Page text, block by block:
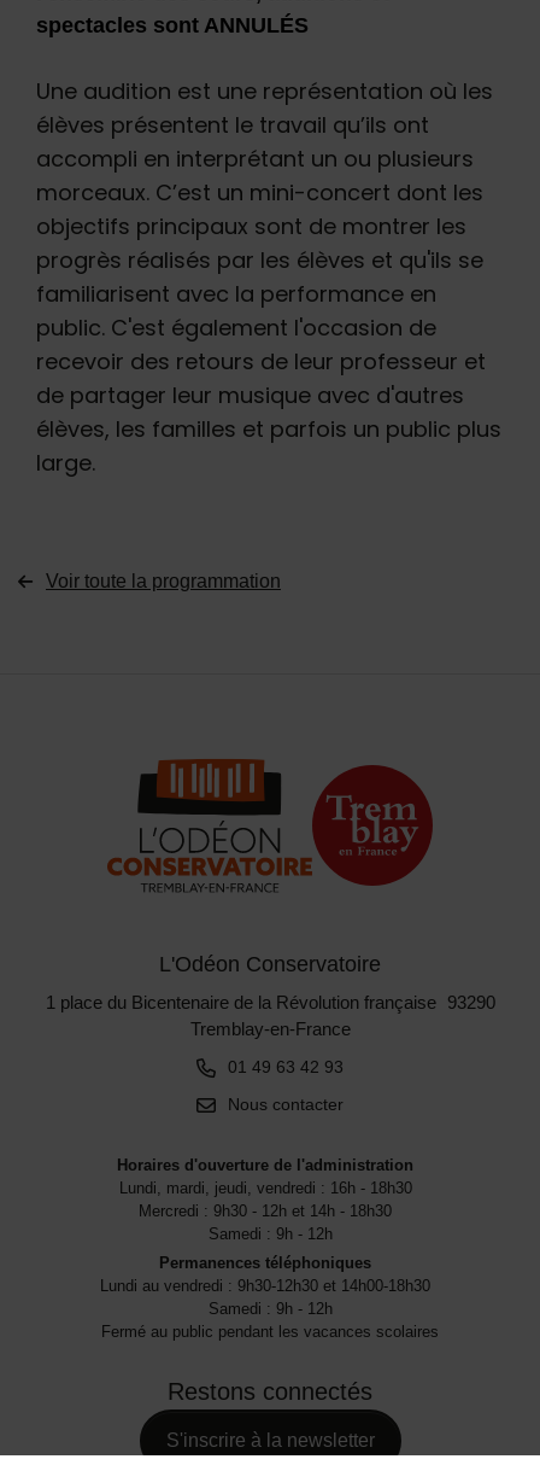
spectacles sont ANNULÉS
Une audition est une représentation où les
élèves présentent le travail qu’ils ont
accompli en interprétant un ou plusieurs
morceaux. C’est un mini-concert dont les
objectifs principaux sont de montrer les
progrès réalisés par les élèves et qu'ils se
familiarisent avec la performance en
public. C'est également l'occasion de
recevoir des retours de leur professeur et
de partager leur musique avec d'autres
élèves, les familles et parfois un public plus
large.
Voir toute la programmation
L'Odéon Conservatoire
1 place du Bicentenaire de la Révolution française 93290
Tremblay-en-France
01 49 63 42 93
Nous contacter
Horaires d'ouverture de l'administration
Lundi, mardi, jeudi, vendredi : 16h - 18h30
Mercredi : 9h30 - 12h et 14h - 18h30
Samedi : 9h - 12h
Permanences téléphoniques
Lundi au vendredi : 9h30-12h30 et 14h00-18h30
Samedi : 9h - 12h
Fermé au public pendant les vacances scolaires
Restons connectés
S'inscrire à la newsletter